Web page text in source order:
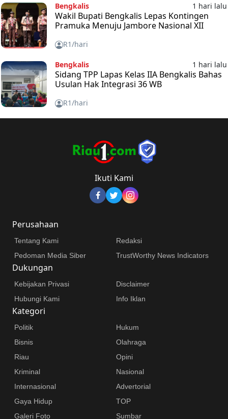
Bengkalis 1 hari lalu
Wakil Bupati Bengkalis Lepas Kontingen
Pramuka Menuju Jambore Nasional XII
R1/hari
Bengkalis 1 hari lalu
Sidang TPP Lapas Kelas IIA Bengkalis Bahas
Usulan Hak Integrasi 36 WB
R1/hari
Ikuti Kami
Perusahaan
Tentang Kami
Redaksi
Pedoman Media Siber
TrustWorthy News Indicators
Dukungan
Kebijakan Privasi
Disclaimer
Hubungi Kami
Info Iklan
Kategori
Politik
Hukum
Bisnis
Olahraga
Riau
Opini
Kriminal
Nasional
Internasional
Advertorial
Gaya Hidup
TOP
Galeri Foto
Sumbar